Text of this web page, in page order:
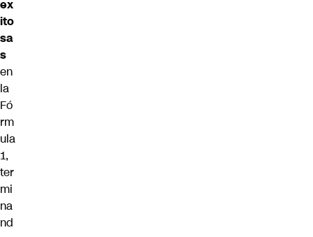
ex
ito
sa
s
en
la
Fó
rm
ula
1,
ter
mi
na
nd